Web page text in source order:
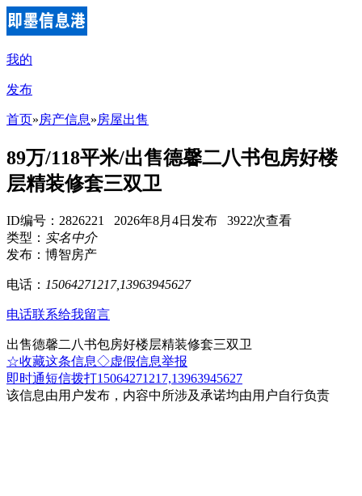
我的
发布
首页»房产信息»房屋出售
89万/118平米/出售德馨二八书包房好楼
层精装修套三双卫
ID编号：2826221 2026年8月4日发布 3922次查看
类型： 实名中介
发布：博智房产
电话： 15064271217,13963945627
电话联系给我留言
出售德馨二八书包房好楼层精装修套三双卫
☆收藏这条信息◇虚假信息举报
即时通短信拨打15064271217,13963945627
该信息由用户发布，内容中所涉及承诺均由用户自行负责